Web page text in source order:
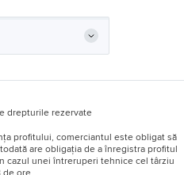
drepturile rezervate
profitului, comerciantul este obligat să
are obligația de a înregistra profitul
cazul unei întreruperi tehnice cel târziu
ore.